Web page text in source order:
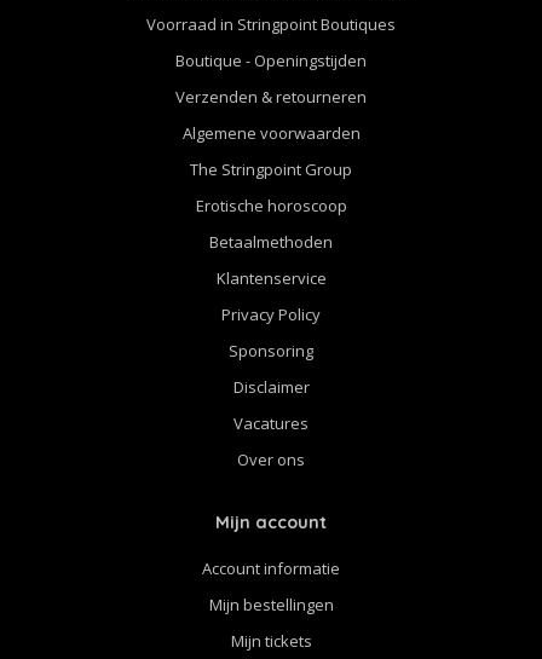
Voorraad in Stringpoint Boutiques
Boutique - Openingstijden
Verzenden & retourneren
Algemene voorwaarden
The Stringpoint Group
Erotische horoscoop
Betaalmethoden
Klantenservice
Privacy Policy
Sponsoring
Disclaimer
Vacatures
Over ons
Mijn account
Account informatie
Mijn bestellingen
Mijn tickets